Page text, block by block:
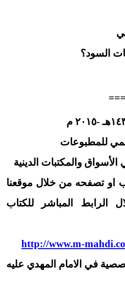
السود؟
للمطبوعات
الأسواق والمكتبات الدينية
او تصفحه من خلال موقعنا
الرابط المباشر للكتاب
http://www.m-
في الامام المهدي عليه